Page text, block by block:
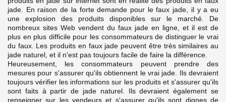
jade. En raison de la forte demande pour le faux jade, il y a eu
une explosion des produits disponibles sur le marché. De
nombreux sites Web vendent du faux jade en ligne, et il est de
plus en plus difficile pour les consommateurs de distinguer le vrai
du faux. Les produits en faux jade peuvent être très similaires au
jade naturel, et il n'est pas toujours facile de faire la différence.
Heureusement, les consommateurs peuvent prendre des
mesures pour s'assurer qu'ils obtiennent le vrai jade. Ils devraient
toujours vérifier les informations sur les produits et s'assurer qu'ils
sont faits à partir de jade naturel. Ils devraient également se
renseigner sur les vendeurs et s'assurer qu'ils sont dignes de